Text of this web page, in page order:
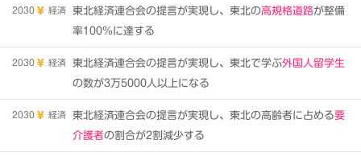
2030 経済 東北経済連合会の提言が実現し、東北の高規格道路が整備
率100％に達する
2030 経済 東北経済連合会の提言が実現し、東北で学ぶ外国人留学生
の数が3万5000人以上になる
2030 経済 東北経済連合会の提言が実現し、東北の高齢者に占める要
介護者の割合が2割減少する